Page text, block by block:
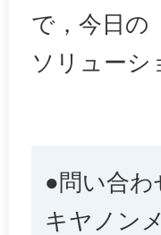
で，今日の
ソリューシ
●問い合わ
キヤノン